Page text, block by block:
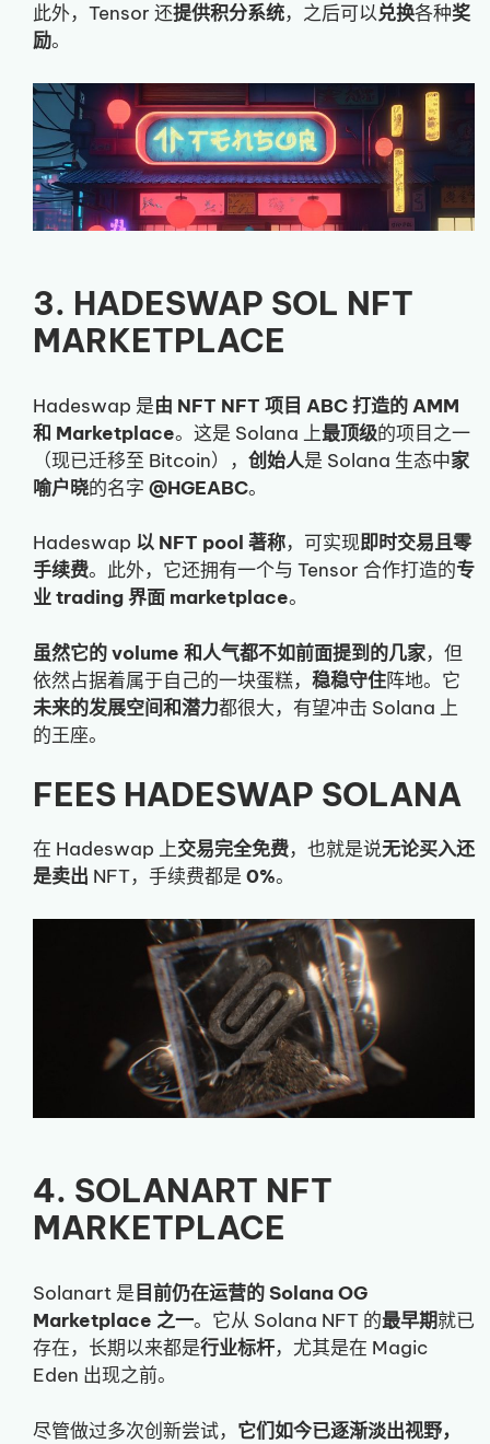
此外，Tensor 还提供积分系统，之后可以兑换各种奖
励。
3. HADESWAP SOL NFT
MARKETPLACE
Hadeswap 是由 NFT NFT 项目 ABC 打造的 AMM
和 Marketplace。这是 Solana 上最顶级的项目之一
（现已迁移至 Bitcoin）， 创始人是 Solana 生态中家
喻户晓的名字 @HGEABC。
Hadeswap 以 NFT pool 著称，可实现即时交易且零
手续费。此外，它还拥有一个与 Tensor 合作打造的专
业 trading 界面 marketplace。
虽然它的 volume 和人气都不如前面提到的几家，但
依然占据着属于自己的一块蛋糕， 稳稳守住阵地。它
未来的发展空间和潜力都很大，有望冲击 Solana 上
的王座。
FEES HADESWAP SOLANA
在 Hadeswap 上交易完全免费，也就是说无论买入还
是卖出 NFT，手续费都是 0%。
4. SOLANART NFT
MARKETPLACE
Solanart 是 目前仍在运营的 Solana OG
Marketplace 之一。它从 Solana NFT 的最早期就已
存在，长期以来都是行业标杆，尤其是在 Magic
Eden 出现之前。
尽管做过多次创新尝试， 它们如今已逐渐淡出视野，